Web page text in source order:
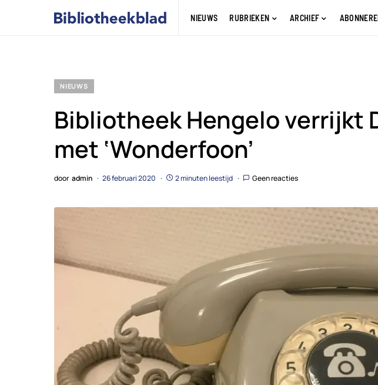
NIEUWS RUBRIEKEN ARCHIEF
NIEUWS
Bibliotheek Hengelo verrijkt
met ‘Wonderfoon’
door admin 26 februari 2020 2 minuten leestijd Geen reacties